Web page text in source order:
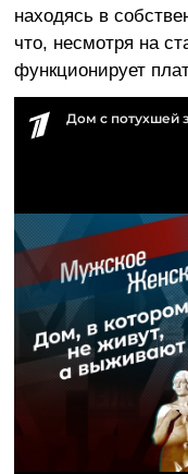
находясь в
что, несмотря на
функционирует